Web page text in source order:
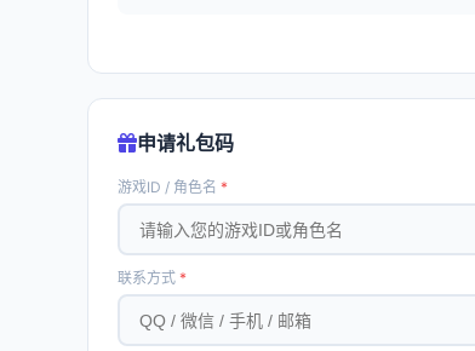
申请礼包码
游戏ID / 角色名 *
联系方式 *